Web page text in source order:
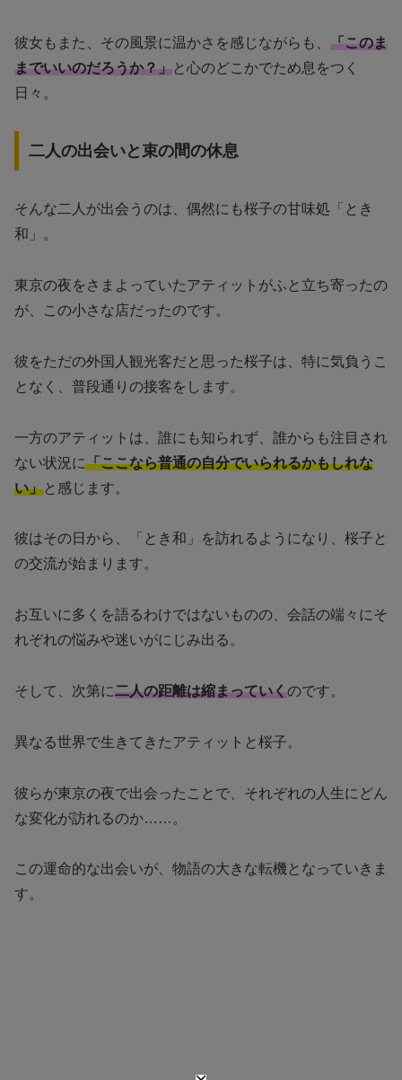
彼女もまた、その風景に温かさを感じながらも、 「このま
までいいのだろうか？」と心のどこかでため息をつく
日々。
二人の出会いと束の間の休息
そんな二人が出会うのは、偶然にも桜子の甘味処「とき
和」。
東京の夜をさまよっていたアティットがふと立ち寄ったの
が、この小さな店だったのです。
彼をただの外国人観光客だと思った桜子は、特に気負うこ
となく、普段通りの接客をします。
一方のアティットは、誰にも知られず、誰からも注目され
ない状況に「ここなら普通の自分でいられるかもしれな
い」と感じます。
彼はその日から、「とき和」を訪れるようになり、桜子と
の交流が始まります。
お互いに多くを語るわけではないものの、会話の端々にそ
れぞれの悩みや迷いがにじみ出る。
そして、次第に二人の距離は縮まっていくのです。
異なる世界で生きてきたアティットと桜子。
彼らが東京の夜で出会ったことで、それぞれの人生にどん
な変化が訪れるのか……。
この運命的な出会いが、物語の大きな転機となっていきま
す。